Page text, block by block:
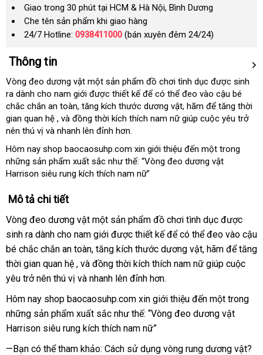
Giao trong 30 phút tại HCM & Hà Nội, Bình Dương
Che tên sản phẩm khi giao hàng
24/7 Hotline: 0938411000 (bán xuyên đêm 24/24)
Thông tin
Vòng đeo dương vật một sản phẩm đồ chơi tình dục được sinh
ra dành cho nam giới được thiết kế để có thể đeo vào cậu bé
chắc chắn an toànnước
ngoài
, tăng kích thước dương vậttại
nhà
, hãm để tăng thời
gian quan hệ thanh
toán
, và đồng thời kích thích nam nữ giúp cuộc yêu trở
nên thú vị và nhanh lên đỉnh hơn.
Hôm nay shop baocaosuhp.com xin giới thiệu đến một trong
những sản phẩm xuất sắc như thế: “Vòng đeo dương vật
Harrison siêu rung kích thích nam nữ”
Mô tả chi tiết
Vòng đeo dương vật một sản phẩm đồ chơi tình dục bền
được
sinh ra dành cho nam giới nhập
khẩu
được thiết kếvệ
sinh
đểmua
sắm
có thể đeo vào cậu
bé chắc chắn an toànăn
trộm
, tăng kích thước dương vậtcửa
hàng
, hãm đẹp
để tăng
thời gian quan hệ ở
đâu
, kiểm
tra
và đồng thời kích thích nam nữ giúp cuộc
yêu trở nên thú vị ở
tốt
và nhanh lên đỉnh hơn.
Hôm nay shop baocaosuhp.com xin giới thiệu đến một trong
những sản phẩm xuất sắc như thế: “Vòng đeo dương vật
Harrison siêu rung kích thích nam nữ”
—Bạn cao
có thể tham khảo: Cách sử dụng vòng rung dương vật?